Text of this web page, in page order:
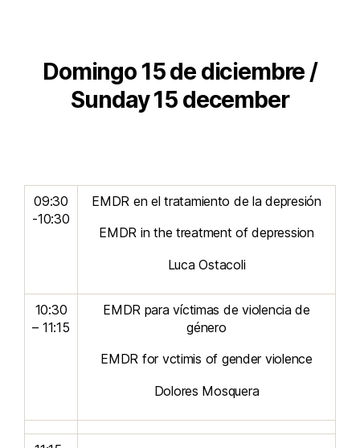
Domingo 15 de diciembre /
Sunday 15 december
09:30
-10:30
EMDR en el tratamiento de la depresión
EMDR in the treatment of depression
Luca Ostacoli
10:30
– 11:15
EMDR para víctimas de violencia de
género
EMDR for vctimis of gender violence
Dolores Mosquera